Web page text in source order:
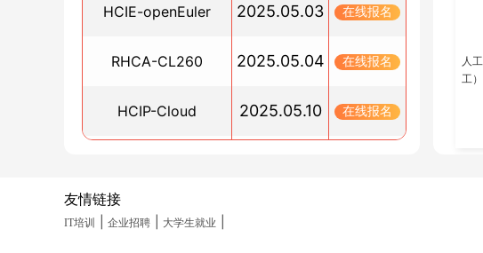
2024/11/10
2024/11/10
2024/11/10
刚毕业选择考华为认证值得吗
HCIE和CCIE比较，哪个含金量高？
2024/11/09
HCIE-openEuler 2025.05.03 在线报名
RHCA-CL260 2025.05.04 在线报名
HCIP-Cloud 2025.05.10 在线报名
HCIA-Datacom(晚班)
人
工）
友情链接
IT培训 企业招聘 大学生就业